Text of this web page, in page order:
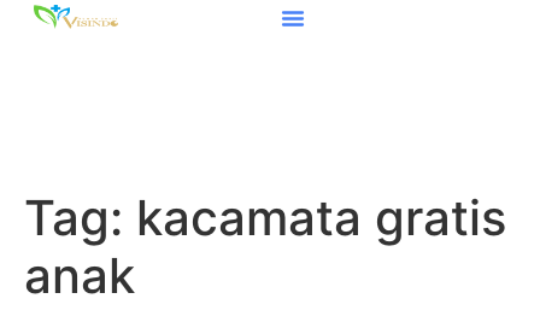
Tag: kacamata gratis
anak